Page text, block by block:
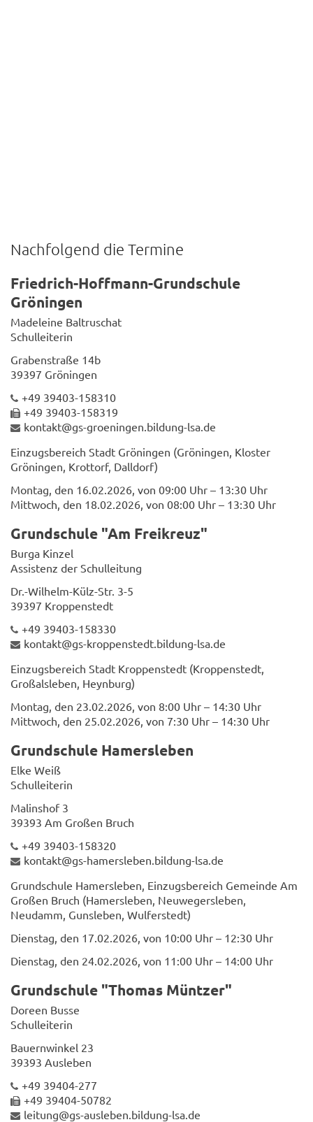
Nachfolgend die Termine
Friedrich-Hoffmann-Grundschule
Gröningen
Madeleine Baltruschat
Schulleiterin
Grabenstraße 14b
39397 Gröningen
+49 39403-158310
+49 39403-158319
kontakt@gs-groeningen.bildung-lsa.de
Einzugsbereich Stadt Gröningen (Gröningen, Kloster
Gröningen, Krottorf, Dalldorf)
Montag, den 16.02.2026, von 09:00 Uhr – 13:30 Uhr
Mittwoch, den 18.02.2026, von 08:00 Uhr – 13:30 Uhr
Grundschule "Am Freikreuz"
Burga Kinzel
Assistenz der Schulleitung
Dr.-Wilhelm-Külz-Str. 3-5
39397 Kroppenstedt
+49 39403-158330
kontakt@gs-kroppenstedt.bildung-lsa.de
Einzugsbereich Stadt Kroppenstedt (Kroppenstedt,
Großalsleben, Heynburg)
Montag, den 23.02.2026, von 8:00 Uhr – 14:30 Uhr
Mittwoch, den 25.02.2026, von 7:30 Uhr – 14:30 Uhr
Grundschule Hamersleben
Elke Weiß
Schulleiterin
Malinshof 3
39393 Am Großen Bruch
+49 39403-158320
kontakt@gs-hamersleben.bildung-lsa.de
Grundschule Hamersleben, Einzugsbereich Gemeinde Am
Großen Bruch (Hamersleben, Neuwegersleben,
Neudamm, Gunsleben, Wulferstedt)
Dienstag, den 17.02.2026, von 10:00 Uhr – 12:30 Uhr
Dienstag, den 24.02.2026, von 11:00 Uhr – 14:00 Uhr
Grundschule "Thomas Müntzer"
Doreen Busse
Schulleiterin
Bauernwinkel 23
39393 Ausleben
+49 39404-277
+49 39404-50782
leitung@gs-ausleben.bildung-lsa.de